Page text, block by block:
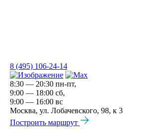
8 (495) 106-24-14
8:30 — 20:30 пн-пт,
9:00 — 18:00 сб,
9:00 — 16:00 вс
Москва, ул. Лобачевского, 98, к 3
Построить маршрут